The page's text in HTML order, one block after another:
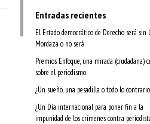
Entradas recientes
El Estado democrático de Derecho será sin
Mordaza o no será
Premios Enfoque, una mirada (ciudadana)
sobre el periodismo
¿Un sueño, una pesadilla o todo lo
¿Un Día internacional para poner fin a la
impunidad de los crímenes contra